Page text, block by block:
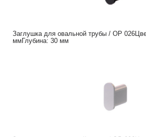
Заглушка для овальной трубы / OP
ммГлубина: 30 мм